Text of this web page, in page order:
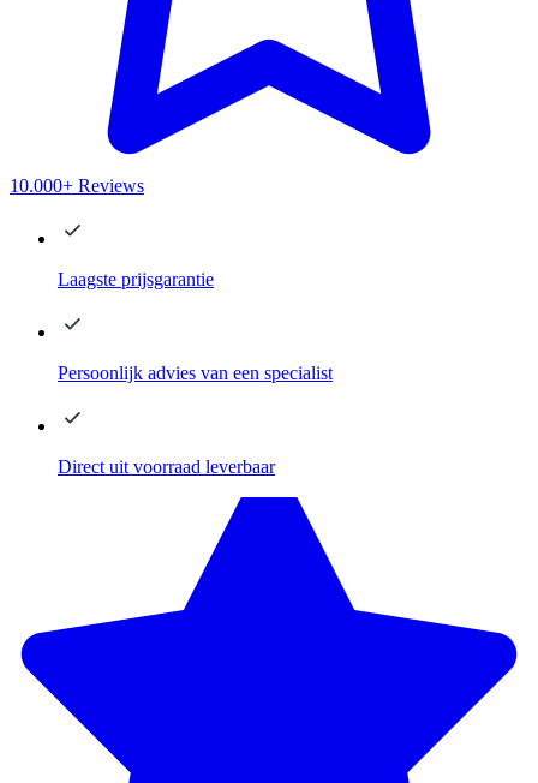
10.000+ Reviews
Laagste prijsgarantie
Persoonlijk advies van een specialist
Direct uit voorraad leverbaar